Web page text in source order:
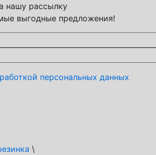
нашу рассылку
выгодные предложения!
персональных данных
\